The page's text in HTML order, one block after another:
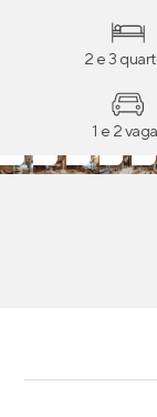
2 e 3
1 e 2